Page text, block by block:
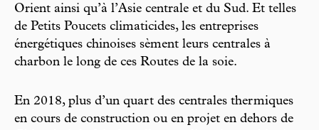
Orient ainsi qu’à l’Asie centrale et du Sud. Et telles
de Petits Poucets climaticides, les entreprises
énergétiques chinoises sèment leurs centrales à
charbon le long de ces Routes de la soie.
En 2018, plus d’un quart des centrales thermiques
en cours de construction ou en projet en dehors de